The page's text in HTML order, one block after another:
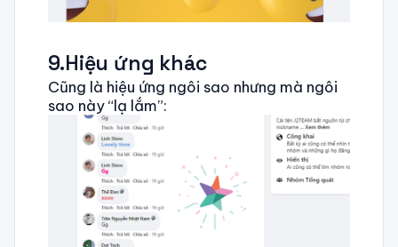
9.Hiệu ứng khác
Cũng là hiệu ứng ngôi sao nhưng mà ngôi
sao này “lạ lắm”: